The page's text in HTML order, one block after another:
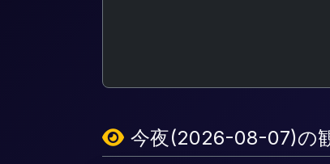
今夜(2026-08-07)の